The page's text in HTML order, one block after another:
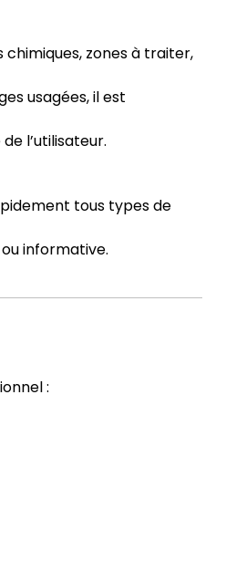
chimiques, zones à traiter,
usagées, il est
l’utilisateur.
tous types de
informative.
: